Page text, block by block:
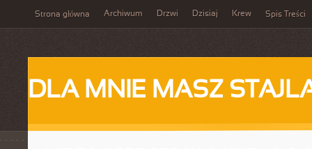
Strona główna Archiwum Drzwi Dzisiaj Krew Spis Treści
DLA MNIE MASZ